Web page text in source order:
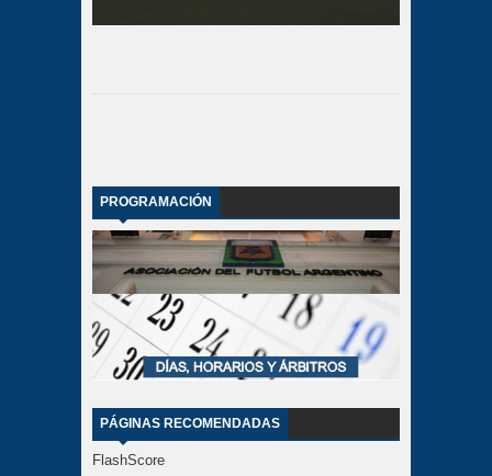
PROGRAMACIÓN
PÁGINAS RECOMENDADAS
FlashScore